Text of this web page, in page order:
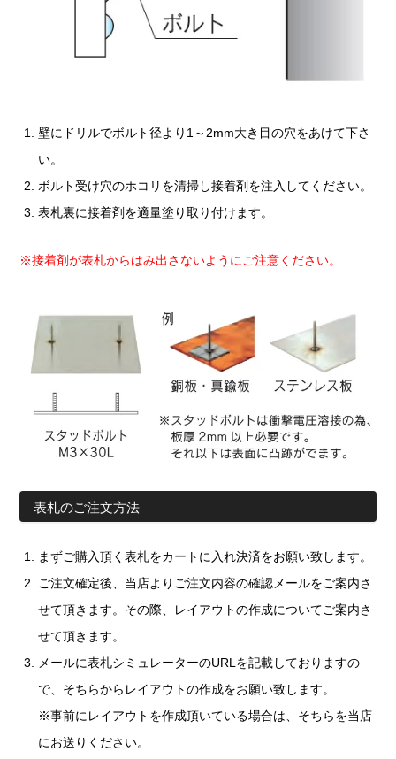
壁にドリルでボルト径より1～2mm大き目の穴をあけて下さ
い。
ボルト受け穴のホコリを清掃し接着剤を注入してください。
表札裏に接着剤を適量塗り取り付けます。
※接着剤が表札からはみ出さないようにご注意ください。
表札のご注文方法
まずご購入頂く表札をカートに入れ決済をお願い致します。
ご注文確定後、当店よりご注文内容の確認メールをご案内さ
せて頂きます。その際、レイアウトの作成についてご案内さ
せて頂きます。
メールに表札シミュレーターのURLを記載しておりますの
で、そちらからレイアウトの作成をお願い致します。
※事前にレイアウトを作成頂いている場合は、そちらを当店
にお送りください。